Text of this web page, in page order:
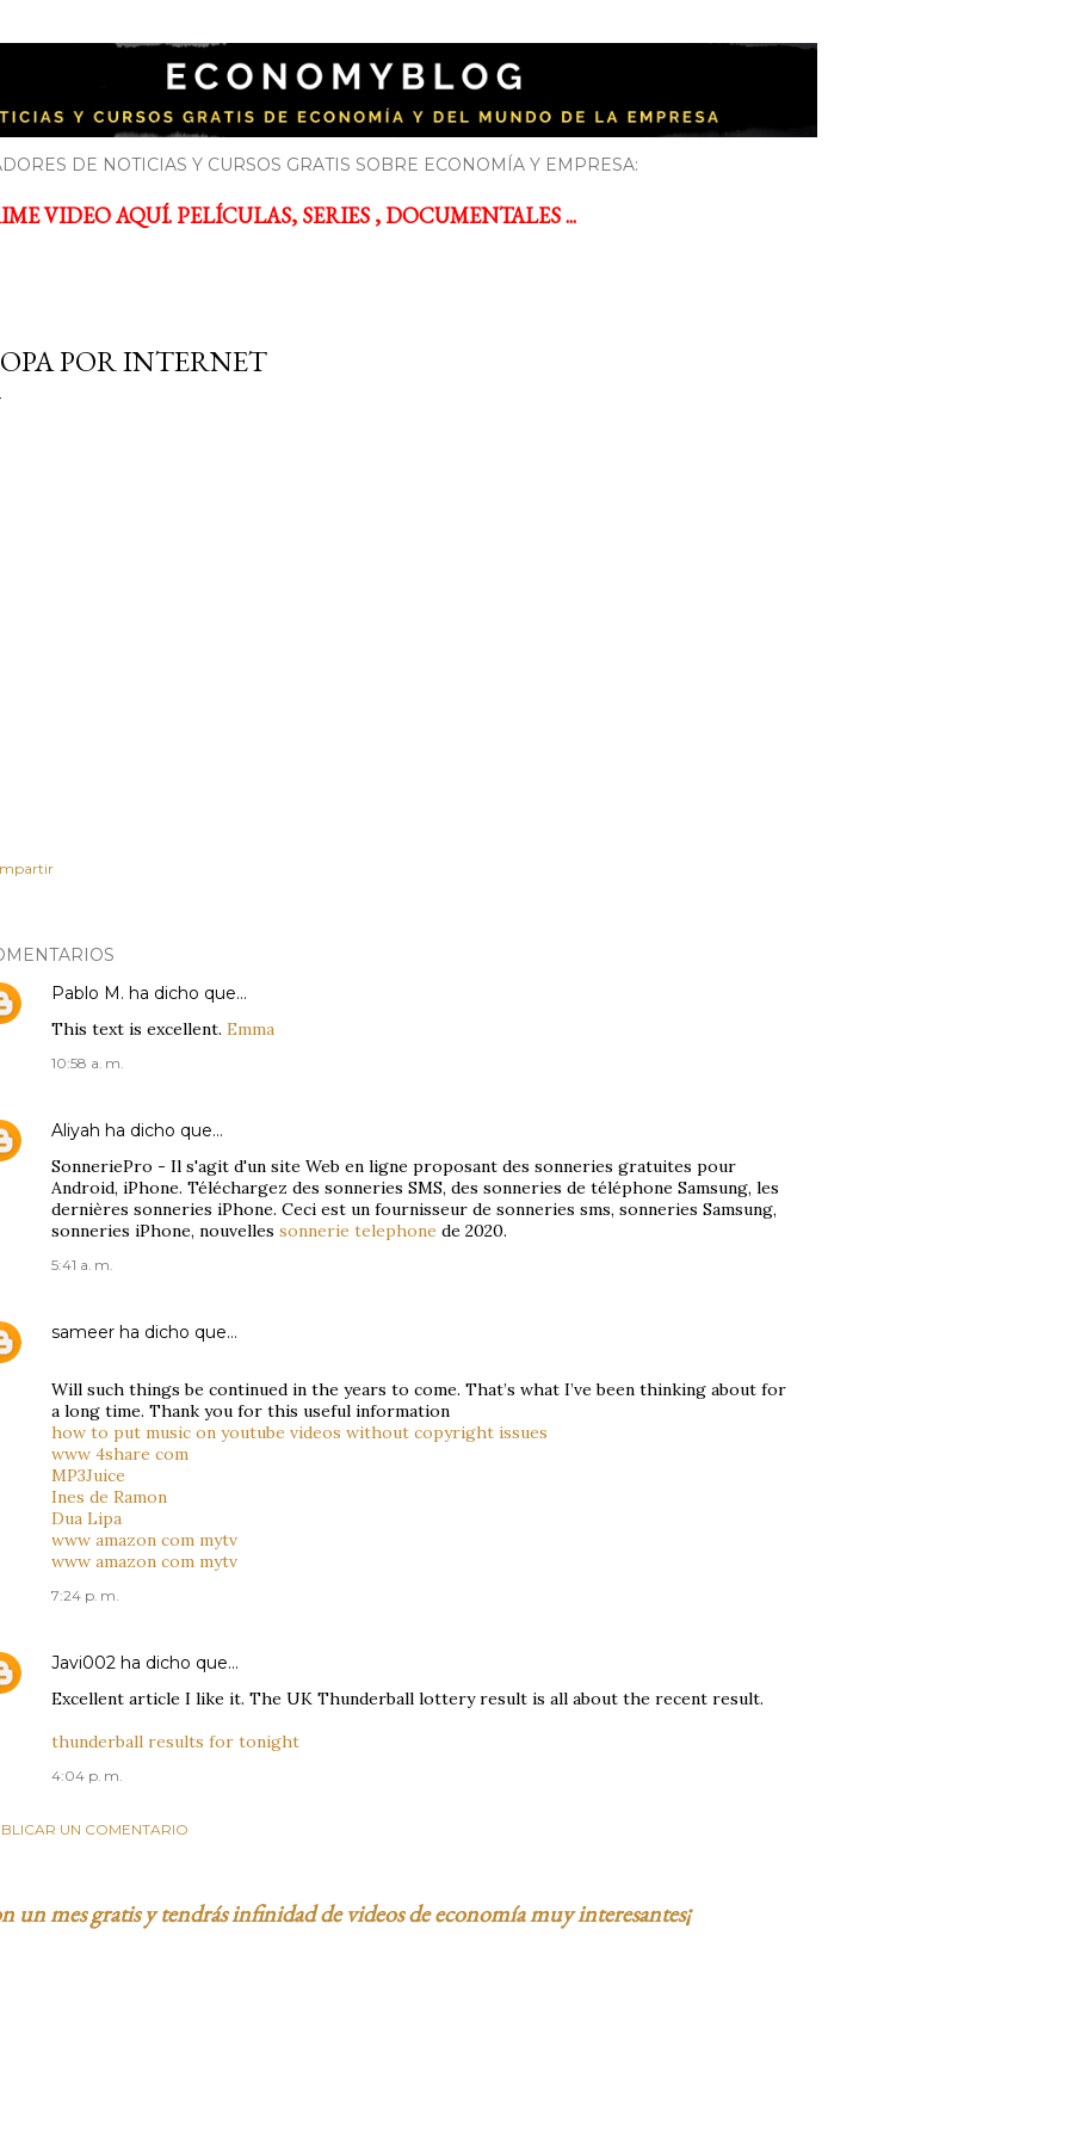
economía y el mundo de la empresa
DE NOTICIAS Y CURSOS GRATIS SOBRE ECONOMÍA Y EMPRESA:
VIDEO AQUÍ. PELÍCULAS, SERIES , DOCUMENTALES ...
POR INTERNET
Pablo M. ha dicho que…
This text is excellent. Emma
10:58 a. m.
Aliyah ha dicho que…
SonneriePro - Il s'agit d'un site Web en ligne proposant des sonneries gratuites pour
Android, iPhone. Téléchargez des sonneries SMS, des sonneries de téléphone Samsung, les
dernières sonneries iPhone. Ceci est un fournisseur de sonneries sms, sonneries Samsung,
sonneries iPhone, nouvelles sonnerie telephone de 2020.
5:41 a. m.
sameer ha dicho que…
Will such things be continued in the years to come. That’s what I’ve been thinking about for
a long time. Thank you for this useful information
how to put music on youtube videos without copyright issues
www 4share com
MP3Juice
Ines de Ramon
Dua Lipa
www amazon com mytv
www amazon com mytv
7:24 p. m.
Javi002 ha dicho que…
Excellent article I like it. The UK Thunderball lottery result is all about the recent result.
thunderball results for tonight
4:04 p. m.
UN COMENTARIO
un mes gratis y tendrás infinidad de videos de economía muy interesantes¡